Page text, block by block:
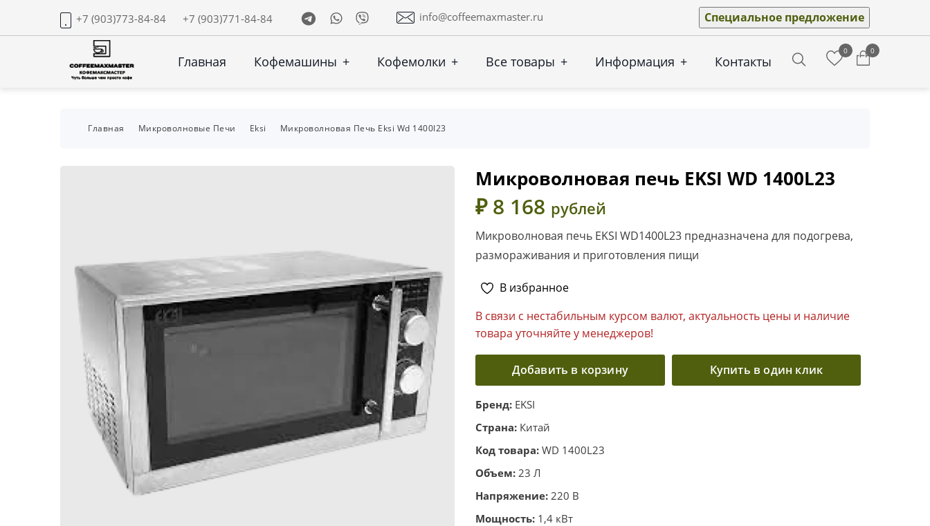
+7 (903)773-84-84 +7 (903)771-84-84 TelegramWhatsapp
Viber info@coffeemaxmaster.ru Специальное предложение
Главная Кофемашины + Кофемолки + Все товары + Информация + Контакты
0 0
Главная Микроволновые Печи Eksi Микроволновая Печь Eksi Wd 1400l23
Микроволновая печь EKSI WD 1400L23
₽ 8 168 рублей
Микроволновая печь EKSI WD1400L23 предназначена для подогрева,
размораживания и приготовления пищи
В избранное
В связи с нестабильным курсом валют, актуальность цены и наличие
товара уточняйте у менеджеров!
Добавить в корзину Купить в один клик
Бренд: EKSI
Страна: Китай
Код товара: WD 1400L23
Объем: 23 Л
Напряжение: 220 В
Мощность: 1,4 кВт